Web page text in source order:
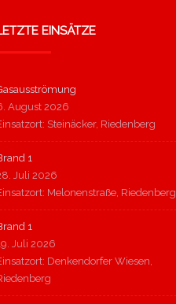
EINSÄTZE
August 2026
Steinäcker, Riedenberg
1
Juli 2026
Melonenstraße, Riedenberg
1
Juli 2026
Denkendorfer Wiesen,